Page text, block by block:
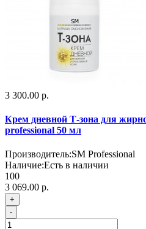
3 300.00 р.
Крем дневной Т-зона для
professional 50 мл
Производитель:SM Professional
Наличие:Есть в наличии
100
3 069.00 р.
+
-